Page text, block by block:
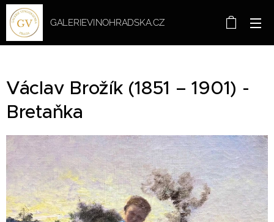
GALERIEVINOHRADSKA.CZ
Václav Brožík (1851 – 1901) -
Bretaňka